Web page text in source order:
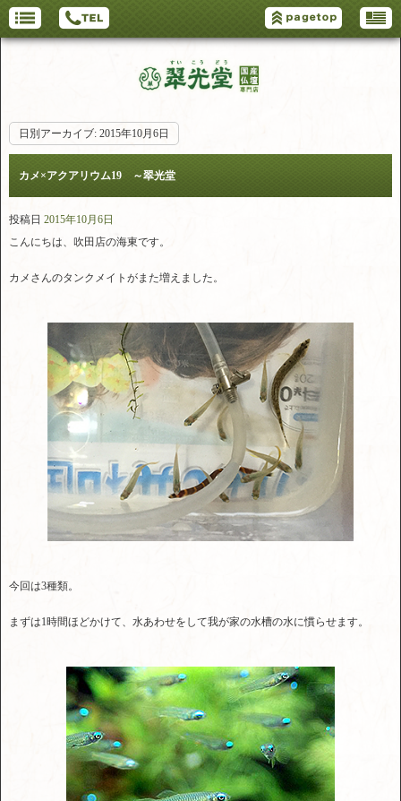
日別アーカイブ: 2015年10月6日
カメ×アクアリウム19 ～翠光堂
投稿日 2015年10月6日
こんにちは、吹田店の海東です。
カメさんのタンクメイトがまた増えました。
今回は3種類。
まずは1時間ほどかけて、水あわせをして我が家の水槽の水に慣らせます。